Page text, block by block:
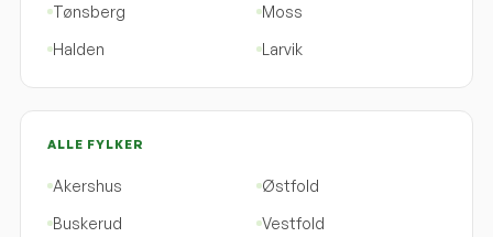
Tønsberg
Moss
Halden
Larvik
ALLE FYLKER
Akershus
Østfold
Buskerud
Vestfold